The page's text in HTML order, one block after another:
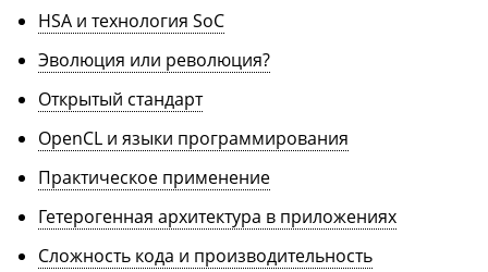
HSA и технология SoC
Эволюция или революция?
Открытый стандарт
OpenCL и языки программирования
Практическое применение
Гетерогенная архитектура в приложениях
Сложность кода и производительность